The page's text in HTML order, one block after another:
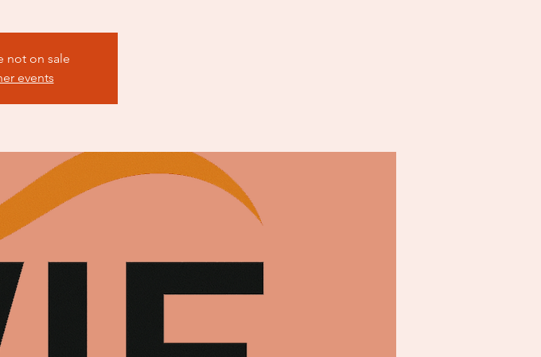
not on sale
events